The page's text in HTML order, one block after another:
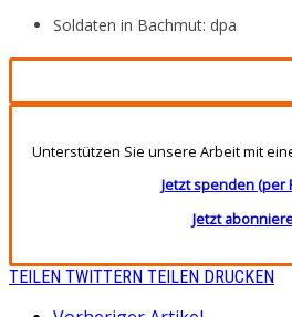
Soldaten in Bachmut: dpa
Unterstützen Sie unsere Arbeit mit
Jetzt spenden (per
Jetzt
TEILEN TWITTERN TEILEN DRUCKEN